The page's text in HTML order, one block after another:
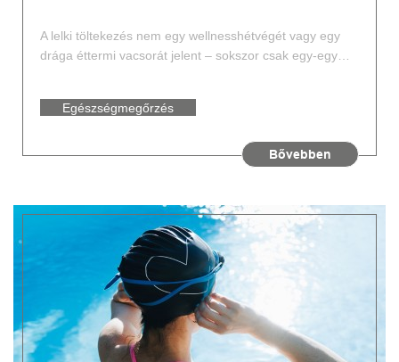
A lelki töltekezés nem egy wellnesshétvégét vagy egy
drága éttermi vacsorát jelent – sokszor csak egy-egy…
Egészségmegőrzés
Bővebben